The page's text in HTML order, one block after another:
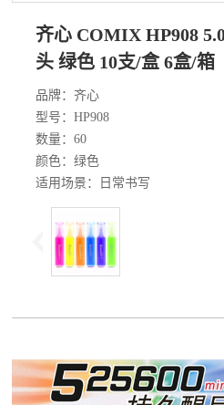
齐心 COMIX HP908
头 绿色 10支/盒 6盒/箱
品牌：齐心
型号：HP908
数量：60
颜色：绿色
适用场景：日常书写